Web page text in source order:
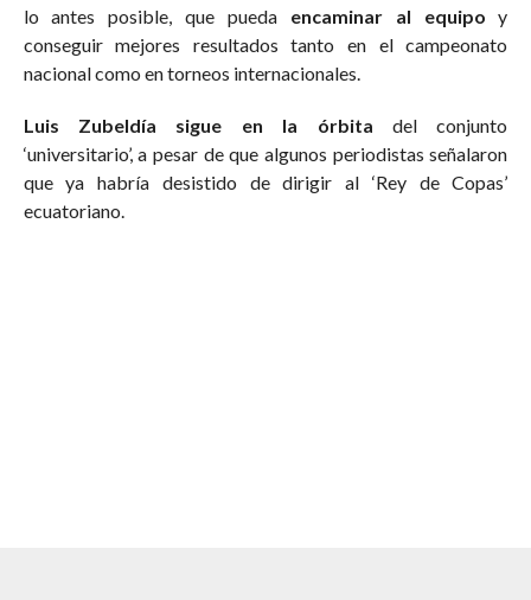
lo antes posible, que pueda encaminar al equipo y
conseguir mejores resultados tanto en el campeonato
nacional como en torneos internacionales.
Luis Zubeldía sigue en la órbita del conjunto
‘universitario’, a pesar de que algunos periodistas señalaron
que ya habría desistido de dirigir al ‘Rey de Copas’
ecuatoriano.